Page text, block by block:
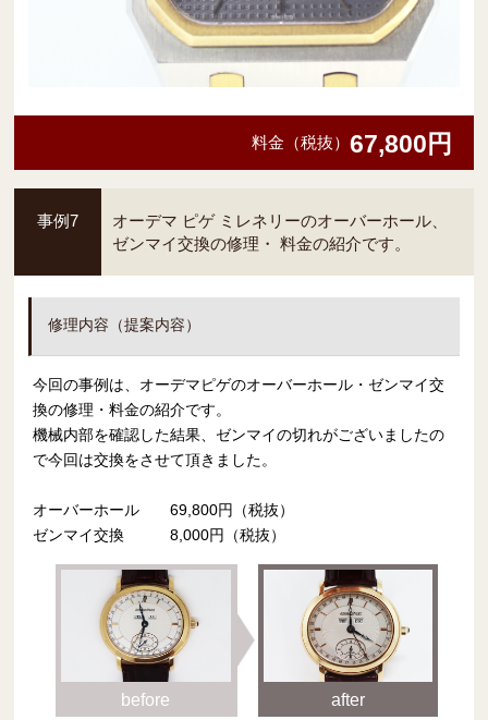
料金（税抜） 67,800円
事例7
オーデマ ピゲ ミレネリーのオーバーホール、
ゼンマイ交換の修理・ 料金の紹介です。
修理内容（提案内容）
今回の事例は、オーデマピゲのオーバーホール・ゼンマイ交
換の修理・料金の紹介です。
機械内部を確認した結果、ゼンマイの切れがございましたの
で今回は交換をさせて頂きました。
オーバーホール 69,800円（税抜）
ゼンマイ交換 8,000円（税抜）
before after